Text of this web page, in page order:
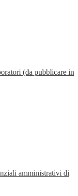
(da pubblicare in
amministrativi di